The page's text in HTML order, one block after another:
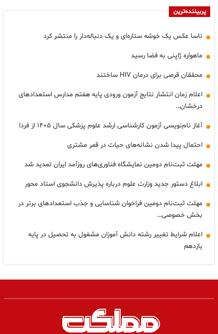
پربیننده‌ترین
ناسا عکس یک خوشه ستاره‌ای و یک دنباله‌دار را منتشر کرد
ماهواره ژاپنی به فضا رسید
محققان قرصی برای درمان HIV ساختند
اعلام زمان انتشار نتایج آزمون ورودی پایه هفتم مدارس استعدادهای
درخشان…
آغاز نام‌نویسی آزمون کارشناسی ارشد علوم پزشکی سال ۱۴۰۵ از فردا
احتمال پیدا شدن نشانه‌های حیات در قمر مشتری
مهلت ثبت‌نام دومین نمایشگاه فناوری‌های روزآمد ایران تمدید شد
ابلاغ دستور جدید وزارت علوم درباره پذیرش دانشجوی استاد محور
مهلت ثبت‌نام دومین فراخوان شناسایی و جذب استعدادهای برتر در
بخش خصوصی…
اعلام شرایط تغییر رشته دانش آموزان مشغول به تحصیل در پایه
یازدهم